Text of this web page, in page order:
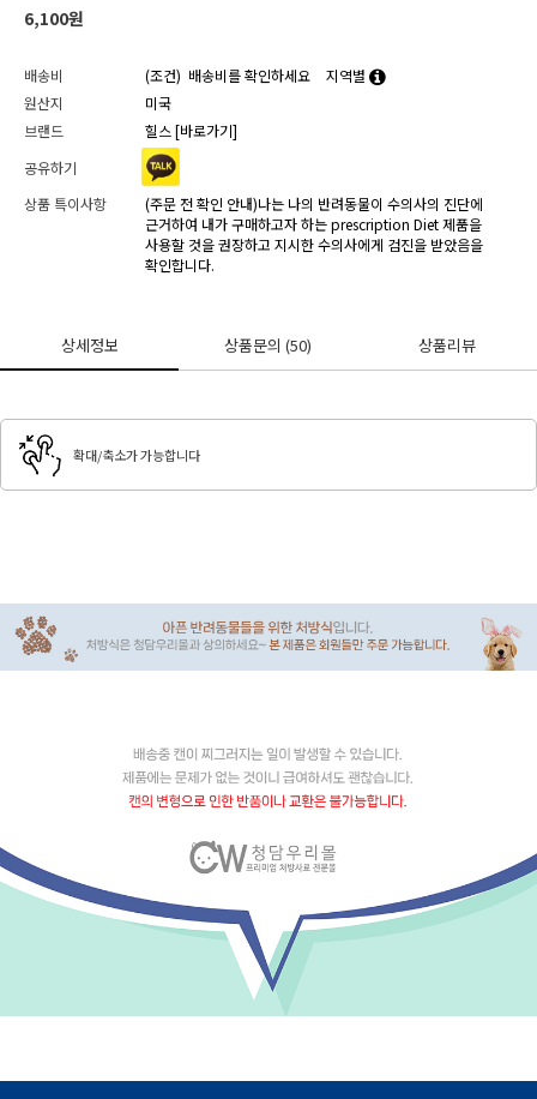
6,100원
배송비 (조건) 배송비를 확인하세요
지역별
원산지
미국
브랜드
힐스 [바로가기]
공유하기
상품 특이사항
(주문 전 확인 안내)나는 나의 반려동물이 수의사의 진단에
근거하여 내가 구매하고자 하는 prescription Diet 제품을
사용할 것을 권장하고 지시한 수의사에게 검진을 받았음을
확인합니다.
상세정보 상품문의(50) 상품리뷰
확대/축소가 가능합니다